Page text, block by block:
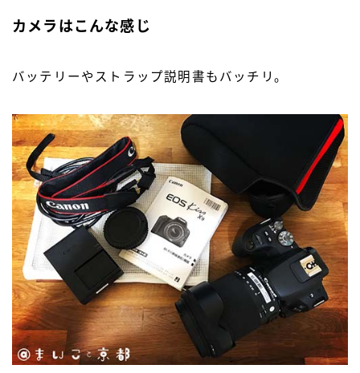
カメラはこんな感じ
バッテリーやストラップ説明書もバッチリ。